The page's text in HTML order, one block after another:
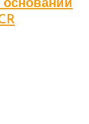
основании